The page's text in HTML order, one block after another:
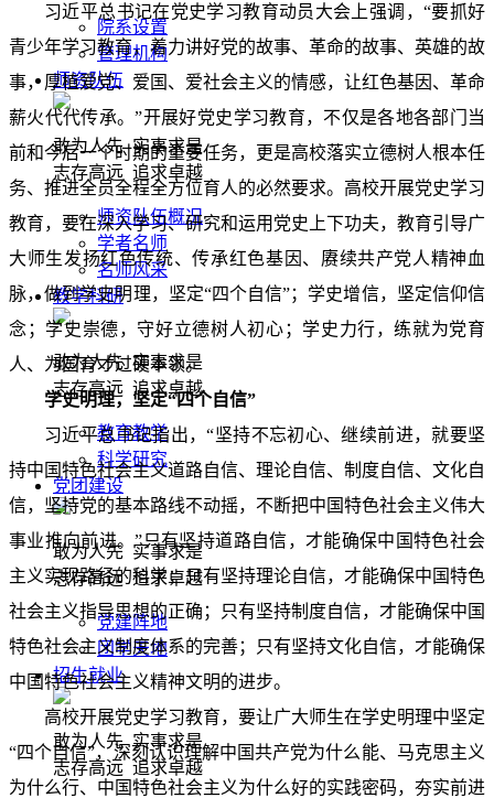
院系设置
管理机构
师资队伍
敢为人先 实事求是
志存高远 追求卓越
师资队伍概况
学者名师
名师风采
教学科研
敢为人先 实事求是
志存高远 追求卓越
教育教学
科学研究
党团建设
敢为人先 实事求是
志存高远 追求卓越
党建阵地
团学天地
招生就业
敢为人先 实事求是
志存高远 追求卓越
习近平总书记在党史学习教育动员大会上强调，“要抓好
青少年学习教育，着力讲好党的故事、革命的故事、英雄的故
事，厚植爱党、爱国、爱社会主义的情感，让红色基因、革命
薪火代代传承。”开展好党史学习教育，不仅是各地各部门当
前和今后一个时期的重要任务，更是高校落实立德树人根本任
务、推进全员全程全方位育人的必然要求。高校开展党史学习
教育，要在深入学习、研究和运用党史上下功夫，教育引导广
大师生发扬红色传统、传承红色基因、赓续共产党人精神血
脉，做到学史明理，坚定“四个自信”；学史增信，坚定信仰信
念；学史崇德，守好立德树人初心；学史力行，练就为党育
人、为国育才过硬本领。
学史明理，坚定“四个自信”
习近平总书记指出，“坚持不忘初心、继续前进，就要坚
持中国特色社会主义道路自信、理论自信、制度自信、文化自
信，坚持党的基本路线不动摇，不断把中国特色社会主义伟大
事业推向前进。”只有坚持道路自信，才能确保中国特色社会
主义实现路径的科学；只有坚持理论自信，才能确保中国特色
社会主义指导思想的正确；只有坚持制度自信，才能确保中国
特色社会主义制度体系的完善；只有坚持文化自信，才能确保
中国特色社会主义精神文明的进步。
高校开展党史学习教育，要让广大师生在学史明理中坚定
“四个自信”，深刻认识理解中国共产党为什么能、马克思主义
为什么行、中国特色社会主义为什么好的实践密码，夯实前进